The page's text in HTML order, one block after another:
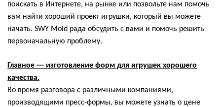
поискать в Интернете, на рынке или позвольте нам помочь
вам найти хороший проект игрушки, который вы можете
начать. SWY Mold рада обсудить с вами и помочь решить
первоначальную проблему.
Главное --- изготовление форм для игрушек хорошего
качества.
Во время разговора с различными компаниями,
производящими пресс-формы, вы можете узнать о цене